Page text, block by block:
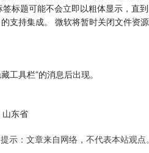
标题可能不会立即以粗体显示，直
支持集成。 微软将暂时关闭文件资
工具栏”的消息后出现。
山东省
示：文章来自网络，不代表本站观点。